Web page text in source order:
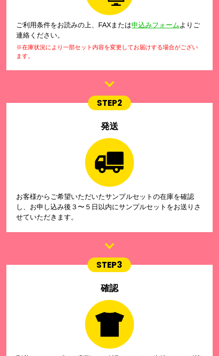
ご利用条件をお読みの上、FAXまたは申込みフォームよりご
連絡ください。
※在庫状況により一部セット内容を変更してお届けする場合がござい
ます。
STEP2
発送
お客様からご希望いただいたサンプルセットの在庫を確認
し、お申し込み後３〜５日以内にサンプルセットをお送りさ
せていただきます。
STEP3
確認